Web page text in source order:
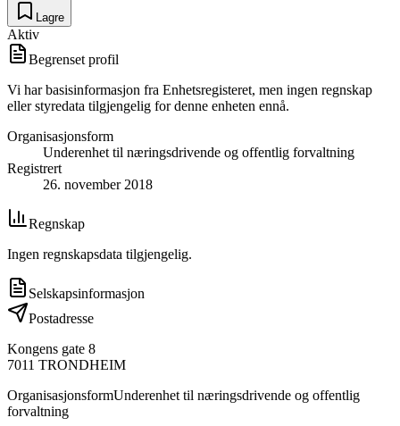
Lagre
Aktiv
Begrenset profil
Vi har basisinformasjon fra Enhetsregisteret, men ingen regnskap
eller styredata tilgjengelig for denne enheten ennå.
Organisasjonsform
Underenhet til næringsdrivende og offentlig forvaltning
Registrert
26. november 2018
Regnskap
Ingen regnskapsdata tilgjengelig.
Selskapsinformasjon
Postadresse
Kongens gate 8
7011 TRONDHEIM
OrganisasjonsformUnderenhet til næringsdrivende og offentlig
forvaltning